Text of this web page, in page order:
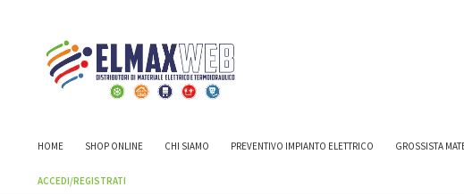
HOME SHOP ONLINE CHI SIAMO PREVENTIVO IMPIANTO ELETTRICO GROSSISTA
ACCEDI/REGISTRATI
Home Shop PLACCHE E INTERRUTTORI